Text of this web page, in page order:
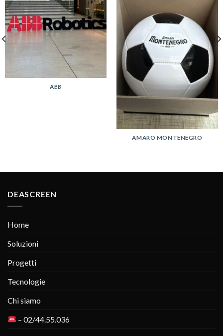
ABB
AMARO MONTENEGRO
DEASCREEN
Home
Soluzioni
Progetti
Tecnologie
Chi siamo
– 02/44.55.036